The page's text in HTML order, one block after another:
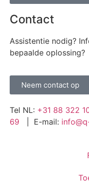
Contact
Assistentie nodig?
bepaalde oplossing?
Neem contact op
Tel NL: +31 88 322
69 | E-mail: